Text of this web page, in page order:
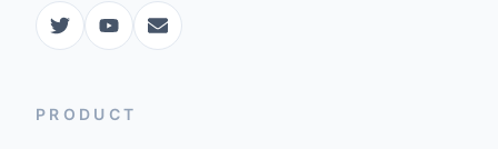
PRODUCT